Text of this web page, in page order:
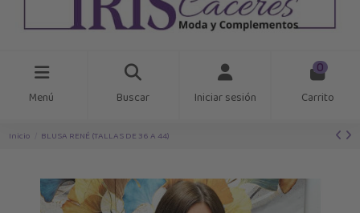
Menú Buscar Iniciar sesión
0
Carrito
Inicio BLUSA RENÉ (TALLAS DE 36 A 44)